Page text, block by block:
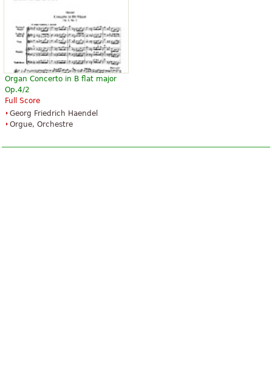
Organ Concerto in B flat major
Op.4/2
Full Score
Georg Friedrich Haendel
Orgue, Orchestre